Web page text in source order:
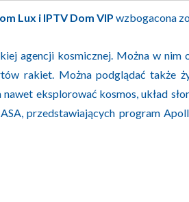
Lux i IPTV Dom VIP wzbogacona
agencji kosmicznej. Można w
rakiet. Można podglądać także
eksplorować kosmos, układ
przedstawiających program